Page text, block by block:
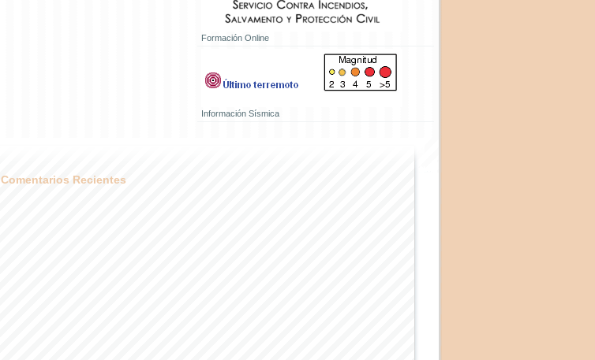
Formación Online
Información Sísmica
Comentarios Recientes